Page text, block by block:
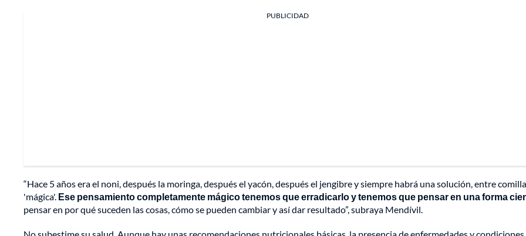
PUBLICIDAD
“Hace 5 años era el noni, después la moringa, después el yacón, después el jengibre y siempre habrá una solución, entre
'mágica'. Ese pensamiento completamente mágico tenemos que erradicarlo y tenemos que pensar en una forma
pensar en por qué suceden las cosas, cómo se pueden cambiar y así dar resultado”, subraya Mendívil.